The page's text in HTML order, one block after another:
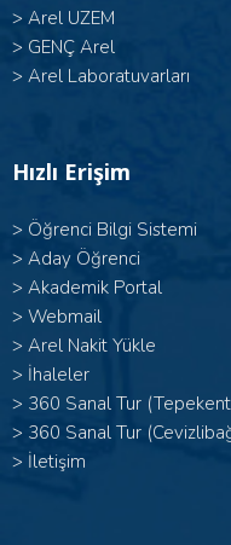
> Arel UZEM
> GENÇ Arel
> Arel Laboratuvarları
Hızlı Erişim
> Öğrenci Bilgi Sistemi
> Aday Öğrenci
> Akademik Portal
> Webmail
> Arel Nakit Yükle
> İhaleler
> 360 Sanal Tur
> 360 Sanal Tur
> İletişim